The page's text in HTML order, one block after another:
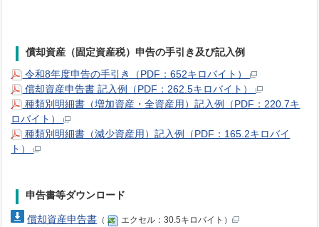
償却資産（固定資産税）申告の手引き及び記入例
令和8年度申告の手引き（PDF：652キロバイト）
償却資産申告書 記入例（PDF：262.5キロバイト）
種類別明細書（増加資産・全資産用）記入例（PDF：220.7キ
ロバイト）
種類別明細書（減少資産用）記入例（PDF：165.2キロバイ
ト）
申告書等ダウンロード
償却資産申告書 （ エクセル：30.5キロバイト）